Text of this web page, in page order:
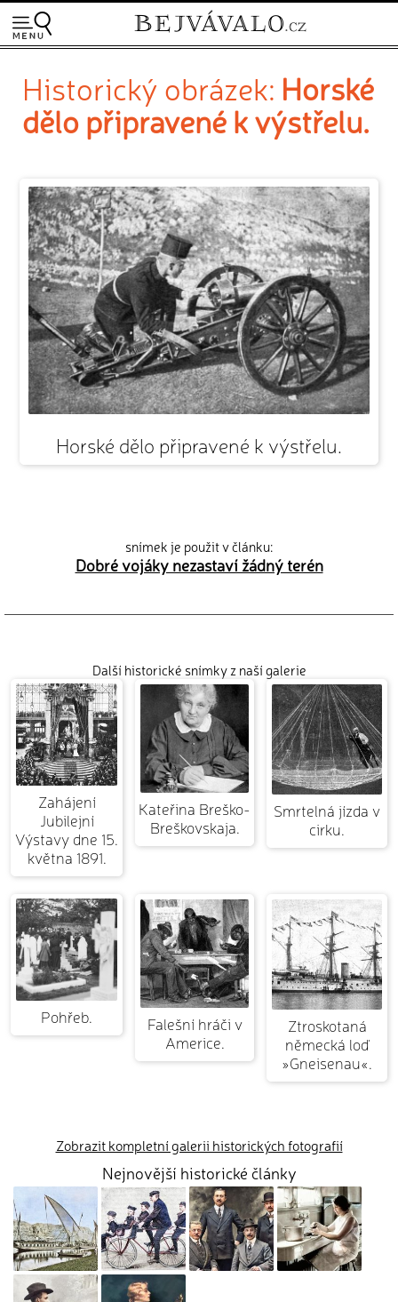
Historický obrázek: Horské
dělo připravené k výstřelu.
Horské dělo připravené k výstřelu.
snímek je použit v článku:
Dobré vojáky nezastaví žádný terén
Další historické snímky z naší galerie
Zahájení
Jubilejní
Výstavy dne 15.
května 1891.
Kateřina Breško-
Breškovskaja.
Smrtelná jízda v
cirku.
Pohřeb.
Falešní hráči v
Americe.
Ztroskotaná
německá loď
»Gneisenau«.
Zobrazit kompletní galerii historických fotografií
Nejnovější historické články